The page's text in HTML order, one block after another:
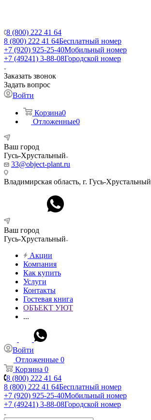
8 (800) 222 41 64
8 (800) 222 41 64Бесплатный номер
+7 (920) 925-25-40Мобильный номер
+7 (49241) 3-88-08Городской номер
Заказать звонок
Задать вопрос
Войти
Корзина0
Отложенные0
Ваш город
Гусь-Хрустальный
33@object-plant.ru
Владимирская область, г. Гусь-Хрустальный
Ваш город
Гусь-Хрустальный
Акции
Компания
Как купить
Услуги
Контакты
Гостевая книга
ОБЪЕКТ УЮТ
...
Войти
Отложенные 0
Корзина 0
8 (800) 222 41 64
8 (800) 222 41 64Бесплатный номер
+7 (920) 925-25-40Мобильный номер
+7 (49241) 3-88-08Городской номер